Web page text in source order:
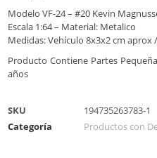
Modelo VF-24 – #20 Kevin
Escala 1:64 – Material: Metalico
Medidas: Vehículo 8x3x2 cm aprox
Producto Contiene Partes
años
SKU
194735263783-1
Categoría
Productos con